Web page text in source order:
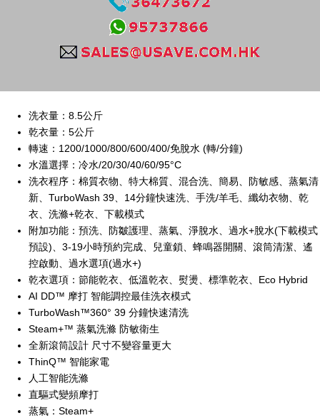
洗衣量：8.5公斤
乾衣量：5公斤
轉速：1200/1000/800/600/400/免脫水 (轉/分鐘)
水溫選擇：冷水/20/30/40/60/95°C
洗衣程序：棉質衣物、特大棉質、混合洗、簡易、防敏感、蒸氣清
新、TurboWash 39、14分鐘快速洗、手洗/羊毛、纖幼衣物、乾
衣、洗滌+乾衣、下載模式
附加功能：預洗、防皺護理、蒸氣、淨脫水、過水+脫水(下載模式
預設)、3-19小時預約完成、兒童鎖、蜂鳴器開關、滾筒清潔、遙
控啟動、過水選項(過水+)
乾衣選項：節能乾衣、低溫乾衣、熨燙、標準乾衣、Eco Hybrid
AI DD™ 摩打 智能調控最佳洗衣模式
TurboWash™360° 39 分鐘快速清洗
Steam+™ 蒸氣洗滌 防敏衛生
全新滾筒設計 尺寸不變容量更大
ThinQ™ 智能家電
人工智能洗滌
直驅式變頻摩打
蒸氣：Steam+